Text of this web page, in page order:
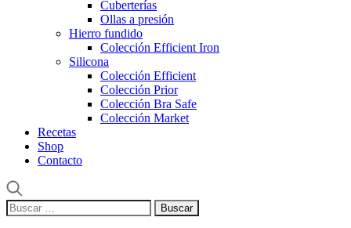
Cuberterías
Ollas a presión
Hierro fundido
Colección Efficient Iron
Silicona
Colección Efficient
Colección Prior
Colección Bra Safe
Colección Market
Recetas
Shop
Contacto
Buscar: